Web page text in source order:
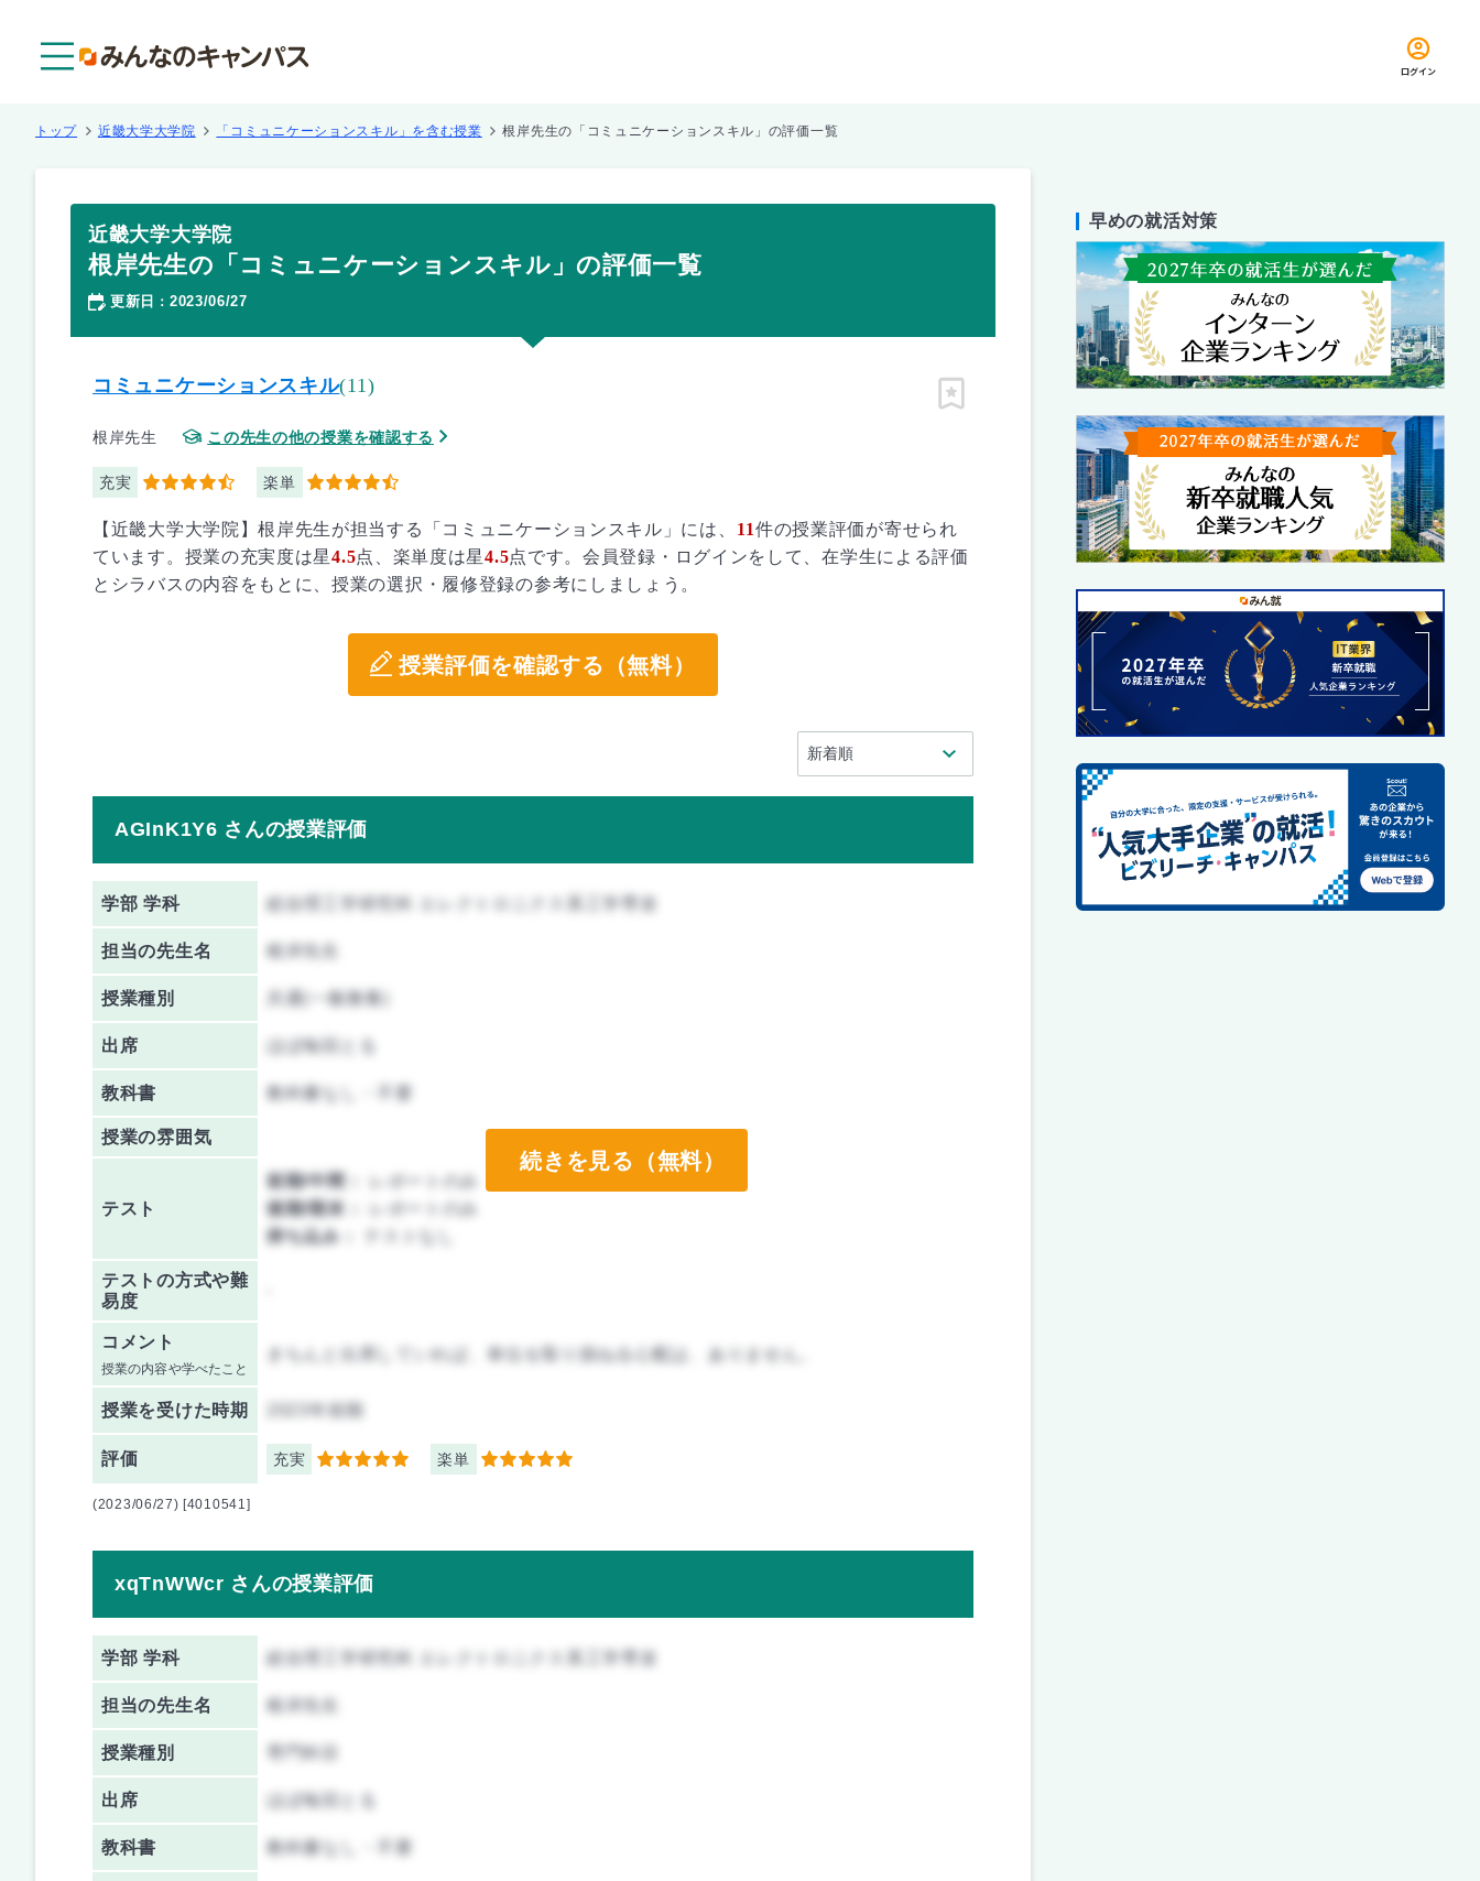
ログイン
トップ 近畿大学大学院 「コミュニケーションスキル」を含む授業 根岸先生の「コミュニケーションスキル」の評価一覧
近畿大学大学院
根岸先生の「コミュニケーションスキル」の評価一覧
更新日 ： 2023/06/27
コミュニケーションスキル(11)
根岸先生 この先生の他の授業を確認する
充実 4.5 楽単 4.5
ピン留め
【近畿大学大学院】根岸先生が担当する「コミュニケーションスキル」には、 11件の授業評価が寄せられ
ています。授業の充実度は星4.5点、楽単度は星4.5点です。会員登録・ログインをして、在学生による評価
とシラバスの内容をもとに、授業の選択・履修登録の参考にしましょう。
授業評価を確認する（無料）
AGInK1Y6 さんの授業評価
学部 学科 総合理工学研究科 エレクトロニクス系工学専攻
担当の先生名 根岸先生
授業種別 共通(一般教養)
出席 ほぼ毎回とる
教科書 教科書なし・不要
授業の雰囲気
テスト
前期/中間：
レポートのみ
後期/期末：
レポートのみ
持ち込み：
テストの方式や難
易度
コメント
授業の内容や学べたこと
きちんと出席していれば、単位を取り損ねる心配は、ありません。
授業を受けた時期
評価 充実 5 楽単 5
続きを見る（無料）
(2023/06/27) [4010541]
xqTnWWcr さんの授業評価
学部 学科 総合理工学研究科 エレクトロニクス系工学専攻
担当の先生名 根岸先生
授業種別 専門科目
出席 ほぼ毎回とる
教科書 教科書なし・不要
早めの就活対策